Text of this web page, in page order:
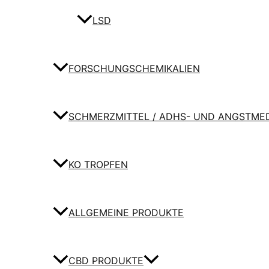
LSD
FORSCHUNGSCHEMIKALIEN
SCHMERZMITTEL / ADHS- UND
KO TROPFEN
ALLGEMEINE PRODUKTE
CBD PRODUKTE